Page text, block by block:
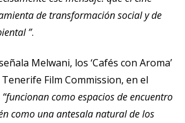
de transformación social y de
”.
Melwani, los ‘Cafés con Aroma’
Film Commission, en el
“funcionan como espacios de encuentro
como una antesala natural de los